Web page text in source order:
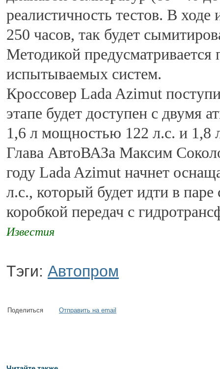
реалистичность тестов. В
250 часов, так будет
Методикой предусматривается
испытываемых систем.
Кроссовер Lada Azimut
этапе будет доступен с двумя
1,6 л мощностью 122 л.с. и 1,8
Глава АвтоВАЗа Максим
году Lada Azimut начнет
л.с., который будет идти в паре
коробкой передач с
Известия
Тэги: Автопром
Поделиться Отправить на email